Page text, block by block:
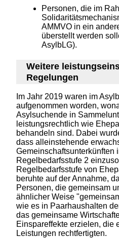
Personen, die im
AMMVO in ein
überstellt werden
AsylbLG).
Weitere
Regelungen
Im Jahr 2019 waren im
aufgenommen worden,
Asylsuchende in
leistungsrechtlich wie
behandeln sind. Dabei
dass alleinstehende
Gemeinschaftsunterkünften
Regelbedarfsstufe 2
Regelbedarfsstufe von
beruhte auf der Annahme,
Personen, die gemeinsam
ähnlicher Weise
wie es in Paarhaushalten
das gemeinsame
Einspareffekte erzielen, die
Leistungen rechtfertigten.